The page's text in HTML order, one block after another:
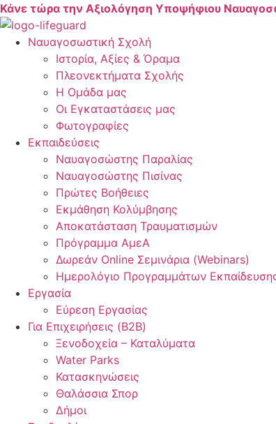
Skip
to
content
Κάνε τώρα την Αξιολόγηση Υποψήφιου
Ναυαγοσωστική Σχολή
Ιστορία, Αξίες & Όραμα
Πλεονεκτήματα Σχολής
Η Ομάδα μας
Οι Εγκαταστάσεις μας
Φωτογραφίες
Εκπαιδεύσεις
Ναυαγοσώστης Παραλίας
Ναυαγοσώστης Πισίνας
Πρώτες Βοήθειες
Εκμάθηση Κολύμβησης
Αποκατάσταση Τραυματισμών
Πρόγραμμα ΑμεΑ
Δωρεάν Online Σεμινάρια (Webinars)
Ημερολόγιο Προγραμμάτων
Εργασία
Εύρεση Εργασίας
Για Επιχειρήσεις (B2B)
Ξενοδοχεία – Καταλύματα
Water Parks
Κατασκηνώσεις
Θαλάσσια Σπορ
Δήμοι